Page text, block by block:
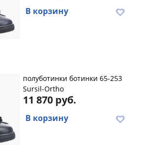
В корзину
полуботинки ботинки 65-253
Sursil-Ortho
11 870 руб.
В корзину